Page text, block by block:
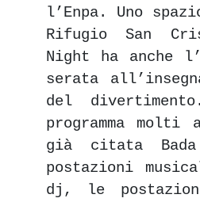
l’Enpa. Uno
Rifugio San
Night ha anche
serata
del
programma
già citata Bada
postazioni
dj, le